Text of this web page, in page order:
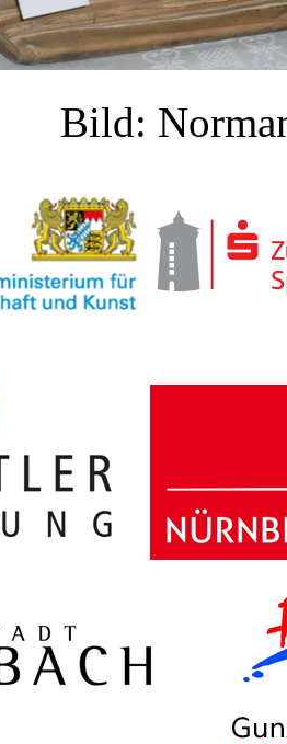
Bild: